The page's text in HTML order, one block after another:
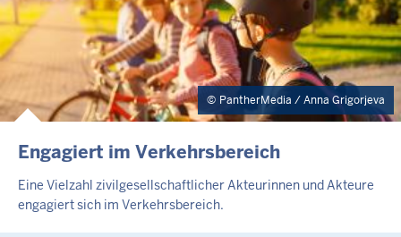
PantherMedia / Anna Grigorjeva
Engagiert im Verkehrsbereich
Eine Vielzahl zivilgesellschaftlicher Akteurinnen und Akteure
engagiert sich im Verkehrsbereich.